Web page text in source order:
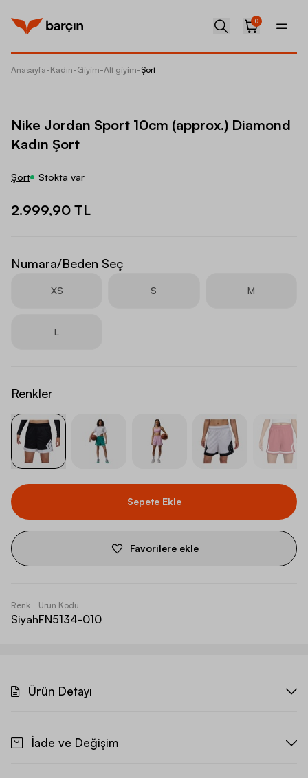
0
Anasayfa-Kadın-Giyim-Alt giyim-Şort
Nike Jordan Sport 10cm (approx.) Diamond
Kadın Şort
Şort Stokta var
2.999,90 TL
Numara/Beden Seç
XS S M
L
Renkler
Sepete Ekle
Favorilere ekle
Renk
Siyah
Ürün Kodu
FN5134-010
Ürün Detayı
İade ve Değişim